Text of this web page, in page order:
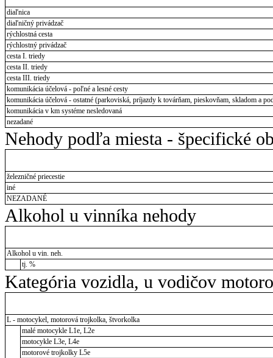
diaľnica
diaľničný privádzač
rýchlostná cesta
rýchlostný privádzač
cesta I. triedy
cesta II. triedy
cesta III. triedy
komunikácia účelová - poľné a lesné cesty
komunikácia účelová - ostatné (parkoviská, príjazdy k továrňam, pieskovňam, skladom a
komunikácia v km systéme nesledovaná
nezadané
Nehody podľa miesta - špecifické
železničné priecestie
iné
NEZADANÉ
Alkohol u vinníka nehody
Alkohol u vin. neh.
tj. %
Kategória vozidla, u vodičov
L - motocykel, motorová trojkolka, štvorkolka
malé motocykle L1e, L2e
motocykle L3e, L4e
motorové trojkolky L5e